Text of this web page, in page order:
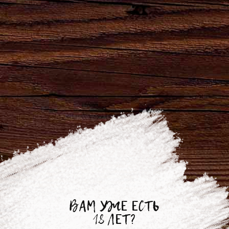
ВАМ УЖЕ ЕСТЬ
18 ЛЕТ?
20.02.2019
БРЯНСКПИВО №1!
Не устаем напоминать, что БРЯНСКПИВО -
№1, а наши новинки - просто супер!